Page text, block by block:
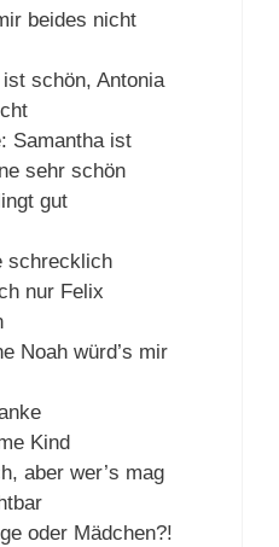
beides nicht
schön, Antonia
Samantha ist
sehr schön
gut
schrecklich
nur Felix
Noah würd’s mir
Kind
aber wer’s mag
oder Mädchen?!